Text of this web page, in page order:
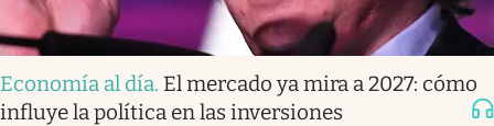
Economía al día. El mercado ya mira a 2027: cómo
influye la política en las inversiones